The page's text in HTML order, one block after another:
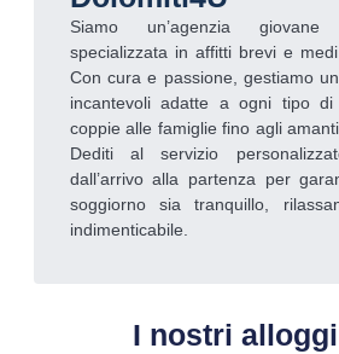
Siamo un’agenzia
specializzata in affitti brevi e
Con cura e passione, gestiamo
incantevoli adatte a ogni tipo
coppie alle famiglie fino agli amanti
Dediti al servizio
dall’arrivo alla partenza per
soggiorno sia tranquillo,
indimenticabile.
I nostri